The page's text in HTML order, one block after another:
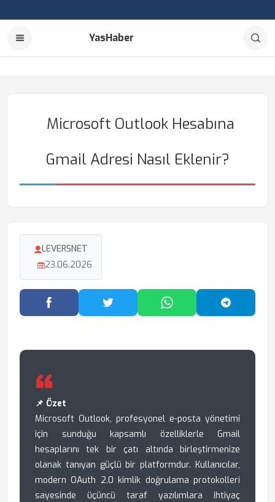
YasHaber
Microsoft Outlook Hesabına
Gmail Adresi Nasıl Eklenir?
LEVERSNET
23.06.2026
Facebook'ta PaylaşTwitter'da PaylaşWhatsApp'ta Paylaş
📌 Özet
Microsoft Outlook, profesyonel e-posta yönetimi
için sunduğu kapsamlı özelliklerle Gmail
hesaplarını tek bir çatı altında birleştirmenize
olanak tanıyan güçlü bir platformdur. Kullanıcılar,
modern OAuth 2.0 kimlik doğrulama protokolleri
sayesinde üçüncü taraf yazılımlara ihtiyaç